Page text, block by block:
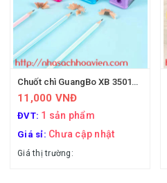
Chuốt chì GuangBo XB 35016 (mê cung)
11,000 VNĐ
ĐVT: 1 sản phẩm
Giá sỉ: Chưa cập nhật
Giá thị trường: